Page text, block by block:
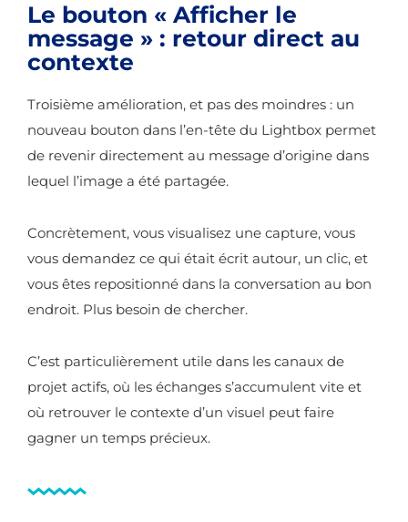
Le bouton « Afficher le
message » : retour direct au
contexte
Troisième amélioration, et pas des moindres : un
nouveau bouton dans l’en-tête du Lightbox permet
de revenir directement au message d’origine dans
lequel l’image a été partagée.
Concrètement, vous visualisez une capture, vous
vous demandez ce qui était écrit autour, un clic, et
vous êtes repositionné dans la conversation au bon
endroit. Plus besoin de chercher.
C’est particulièrement utile dans les canaux de
projet actifs, où les échanges s’accumulent vite et
où retrouver le contexte d’un visuel peut faire
gagner un temps précieux.